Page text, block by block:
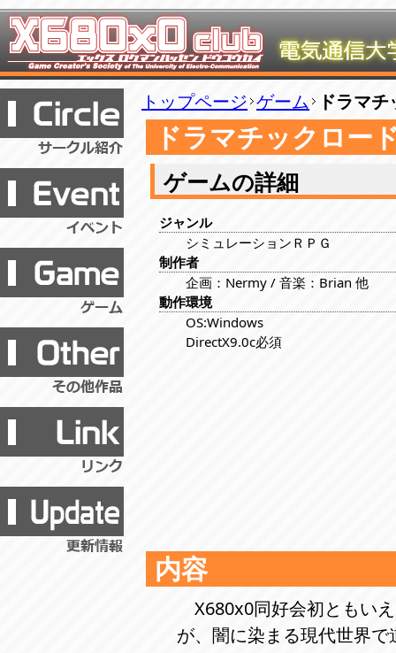
トップページ ゲーム ドラマ
ドラマチックロ
ゲームの詳細
ジャンル
シミュレーションＲＰＧ
制作者
企画：Nermy / 音楽：Brian 他
動作環境
OS:Windows
DirectX9.0c必須
内容
X680x0同好会初ともい
が、闇に染まる現代世界